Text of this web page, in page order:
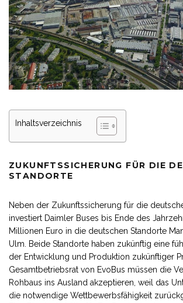
Inhaltsverzeichnis
ZUKUNFTSSICHERUNG FÜR DIE
STANDORTE
Neben der Zukunftssicherung für die
investiert Daimler Buses bis Ende des
Millionen Euro in die deutschen Standorte
Ulm. Beide Standorte haben zukünftig eine
der Entwicklung und Produktion zukünftiger
Gesamtbetriebsrat von EvoBus müssen die
Rohbaus ins Ausland akzeptieren, weil das
die notwendige Wettbewerbsfähigkeit